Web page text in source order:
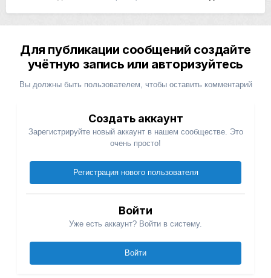
Для публикации сообщений создайте
учётную запись или авторизуйтесь
Вы должны быть пользователем, чтобы оставить комментарий
Создать аккаунт
Зарегистрируйте новый аккаунт в нашем сообществе. Это
очень просто!
Регистрация нового пользователя
Войти
Уже есть аккаунт? Войти в систему.
Войти